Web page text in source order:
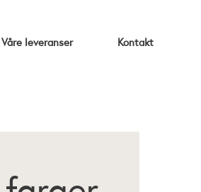
Våre leveranser Kontakt